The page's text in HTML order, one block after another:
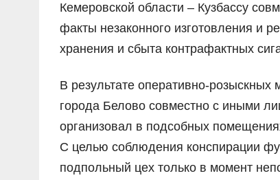
Кемеровской области – Кузбассу
факты незаконного изготовления и
хранения и сбыта контрафактных
В результате оперативно-розыскных
города Белово совместно с иными
организовал в подсобных
С целью соблюдения конспирации
подпольный цех только в момент